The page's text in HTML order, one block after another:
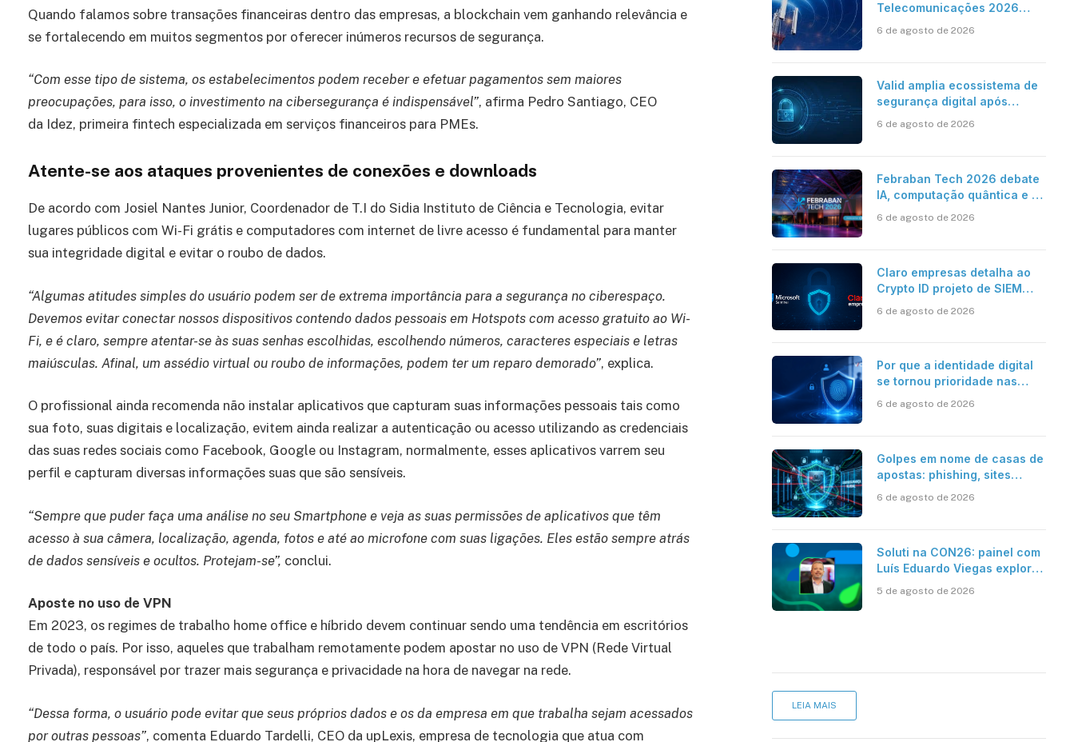
Quando falamos sobre transações financeiras dentro das empresas, a blockchain vem ganhando relevância e
se fortalecendo em muitos segmentos por oferecer inúmeros recursos de segurança.
“Com esse tipo de sistema, os estabelecimentos podem receber e efetuar pagamentos sem maiores
preocupações, para isso, o investimento na cibersegurança é indispensável”, afirma Pedro Santiago, CEO
da Idez, primeira fintech especializada em serviços financeiros para PMEs.
Atente-se aos ataques provenientes de conexões e downloads
De acordo com Josiel Nantes Junior, Coordenador de T.I do Sidia Instituto de Ciência e Tecnologia, evitar
lugares públicos com Wi-Fi grátis e computadores com internet de livre acesso é fundamental para manter
sua integridade digital e evitar o roubo de dados.
“Algumas atitudes simples do usuário podem ser de extrema importância para a segurança no ciberespaço.
Devemos evitar conectar nossos dispositivos contendo dados pessoais em Hotspots com acesso gratuito ao Wi-
Fi, e é claro, sempre atentar-se às suas senhas escolhidas, escolhendo números, caracteres especiais e letras
maiúsculas. Afinal, um assédio virtual ou roubo de informações, podem ter um reparo demorado”, explica.
O profissional ainda recomenda não instalar aplicativos que capturam suas informações pessoais tais como
sua foto, suas digitais e localização, evitem ainda realizar a autenticação ou acesso utilizando as credenciais
das suas redes sociais como Facebook, Google ou Instagram, normalmente, esses aplicativos varrem seu
perfil e capturam diversas informações suas que são sensíveis.
“Sempre que puder faça uma análise no seu Smartphone e veja as suas permissões de aplicativos que têm
acesso à sua câmera, localização, agenda, fotos e até ao microfone com suas ligações. Eles estão sempre atrás
de dados sensíveis e ocultos. Protejam-se”, conclui.
Aposte no uso de VPN
Em 2023, os regimes de trabalho home office e híbrido devem continuar sendo uma tendência em escritórios
de todo o país. Por isso, aqueles que trabalham remotamente podem apostar no uso de VPN (Rede Virtual
Privada), responsável por trazer mais segurança e privacidade na hora de navegar na rede.
“Dessa forma, o usuário pode evitar que seus próprios dados e os da empresa em que trabalha sejam acessados
por outras pessoas”, comenta Eduardo Tardelli, CEO da upLexis, empresa de tecnologia que atua com
Telecomunicações 2026
móvel, mas mantém desafio
6 de agosto de 2026
Valid amplia ecossistema de
segurança digital após
6 de agosto de 2026
Febraban Tech 2026 debate
IA, computação quântica e os
bancária
6 de agosto de 2026
Claro empresas detalha ao
Crypto ID projeto de SIEM
resposta automatizada
6 de agosto de 2026
Por que a identidade digital
se tornou prioridade nas
6 de agosto de 2026
Golpes em nome de casas de
apostas: phishing, sites
6 de agosto de 2026
Soluti na CON26: painel com
Luís Eduardo Viegas explora
eficiência da Contabilidade
5 de agosto de 2026
LEIA MAIS